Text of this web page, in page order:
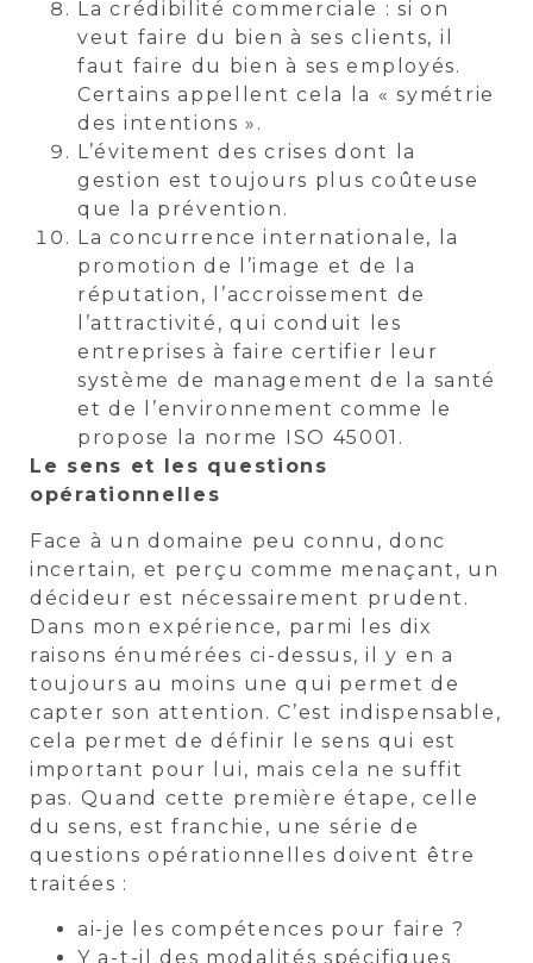
La crédibilité commerciale : si on
veut faire du bien à ses clients, il
faut faire du bien à ses employés.
Certains appellent cela la « symétrie
des intentions ».
L’évitement des crises dont la
gestion est toujours plus coûteuse
que la prévention.
La concurrence internationale, la
promotion de l’image et de la
réputation, l’accroissement de
l’attractivité, qui conduit les
entreprises à faire certifier leur
système de management de la santé
et de l’environnement comme le
propose la norme ISO 45001.
Le sens et les questions
opérationnelles
Face à un domaine peu connu, donc
incertain, et perçu comme menaçant, un
décideur est nécessairement prudent.
Dans mon expérience, parmi les dix
raisons énumérées ci-dessus, il y en a
toujours au moins une qui permet de
capter son attention. C’est indispensable,
cela permet de définir le sens qui est
important pour lui, mais cela ne suffit
pas. Quand cette première étape, celle
du sens, est franchie, une série de
questions opérationnelles doivent être
traitées :
ai-je les compétences pour faire ?
Y a-t-il des modalités spécifiques